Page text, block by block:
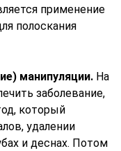
применение
полоскания
манипуляции. На
заболевание,
который
удалении
и деснах. Потом